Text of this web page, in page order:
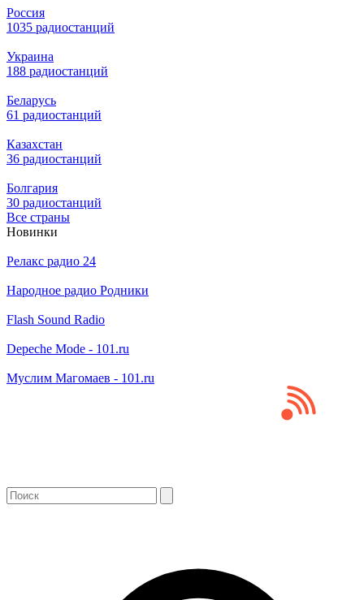
Россия
1035 радиостанций
Украина
188 радиостанций
Беларусь
61 радиостанций
Казахстан
36 радиостанций
Болгария
30 радиостанций
Все страны
Новинки
Релакс радио 24
Народное радио Родники
Flash Sound Radio
Depeche Mode - 101.ru
Муслим Магомаев - 101.ru